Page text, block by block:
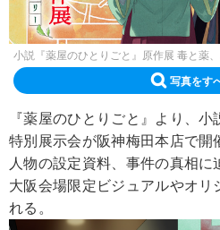
小説『薬屋のひとりごと』原作展 毒と薬
写真をす
『薬屋のひとりごと』より、
特別展示会が阪神梅田本店で開
人物の設定資料、事件の真相に
大阪会場限定ビジュアルやオリ
れる。